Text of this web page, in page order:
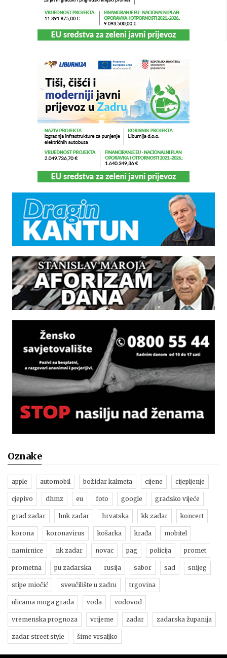
Oznake
apple automobil božidar kalmeta cijene cijepljenje
cjepivo dhmz eu foto google gradsko vijeće
grad zadar hnk zadar hrvatska kk zadar koncert
korona koronavirus košarka krađa mobitel
namirnice nk zadar novac pag policija promet
prometna pu zadarska rusija sabor sad snijeg
stipe miočić sveučilište u zadru trgovina
ulicama moga grada voda vodovod
vremenska prognoza vrijeme zadar zadarska županija
zadar street style šime vrsaljko